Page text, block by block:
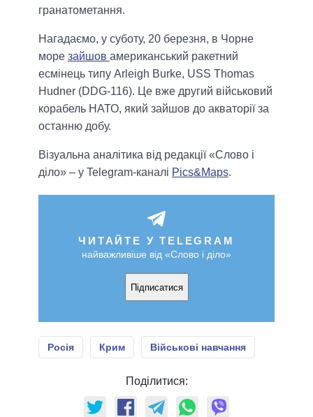
гранатометання.
Нагадаємо, у суботу, 20 березня, в Чорне
море зайшов американський ракетний
есмінець типу Arleigh Burke, USS Thomas
Hudner (DDG-116). Це вже другий військовий
корабель НАТО, який зайшов до акваторії за
останню добу.
Візуальна аналітика від редакції «Слово і
діло» – у Telegram-каналі Pics&Maps.
ЧИТАЙТЕ У TELEGRAM
найважливіше від «Слово і діло»
Підписатися
Росія Крим Військові навчання
Поділитися: